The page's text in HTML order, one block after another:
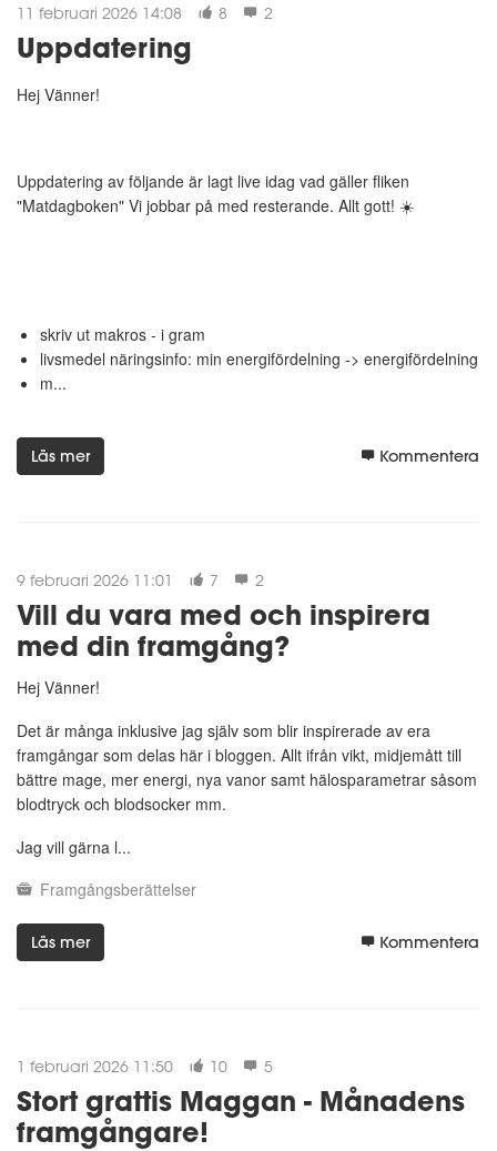
11 februari 2026 14:08 8 2
Uppdatering
Hej Vänner!
Uppdatering av följande är lagt live idag vad gäller fliken
"Matdagboken" Vi jobbar på med resterande. Allt gott! ☀️
skriv ut makros - i gram
livsmedel näringsinfo: min energifördelning -> energifördelning
m...
Läs mer Kommentera
9 februari 2026 11:01 7 2
Vill du vara med och inspirera
med din framgång?
Hej Vänner!
Det är många inklusive jag själv som blir inspirerade av era
framgångar som delas här i bloggen. Allt ifrån vikt, midjemått till
bättre mage, mer energi, nya vanor samt hälosparametrar såsom
blodtryck och blodsocker mm.
Jag vill gärna l...
Framgångsberättelser
Läs mer Kommentera
1 februari 2026 11:50 10 5
Stort grattis Maggan - Månadens
framgångare!